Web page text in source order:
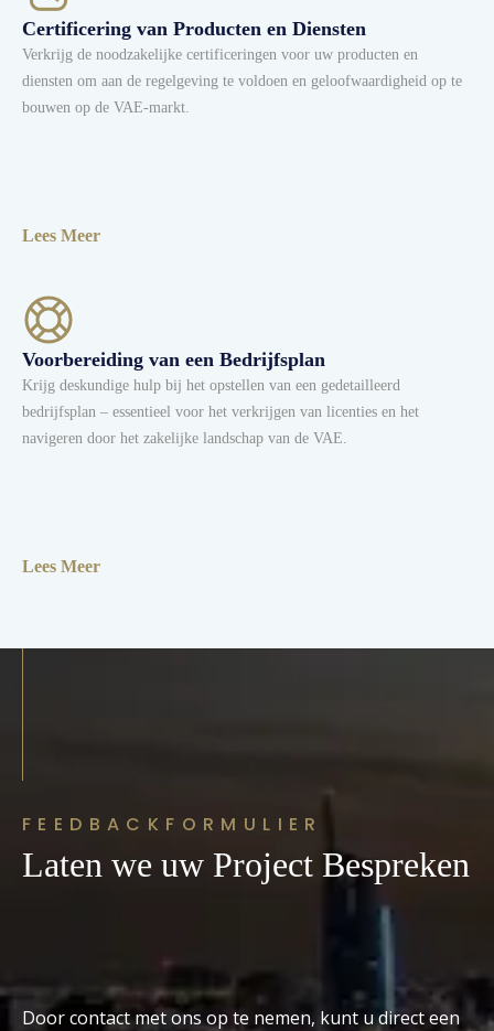
Certificering van Producten en Diensten
Verkrijg de noodzakelijke certificeringen voor uw producten en
diensten om aan de regelgeving te voldoen en geloofwaardigheid op te
bouwen op de VAE-markt.
Lees Meer
Voorbereiding van een Bedrijfsplan
Krijg deskundige hulp bij het opstellen van een gedetailleerd
bedrijfsplan – essentieel voor het verkrijgen van licenties en het
navigeren door het zakelijke landschap van de VAE.
Lees Meer
FEEDBACKFORMULIER
Laten we uw Project Bespreken
Door contact met ons op te nemen, kunt u direct een